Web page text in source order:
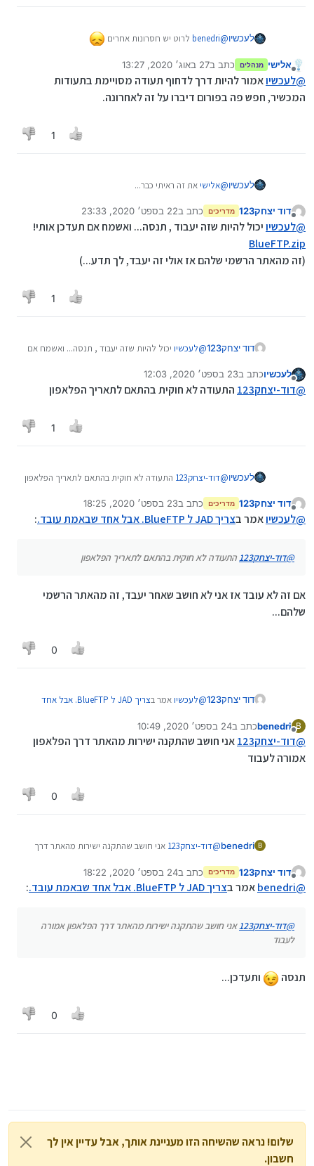
לעכשיו@
benedri לרוט יש חסרונות אחרים
מנותק
אלישי מנהלים כתב ב27 באוג׳ 2020, 13:27
נערך לאחרונה על ידי
@לעכשיואמור להיות דרך לדחוף תעודה מסויימת בתעודות
המכשיר, חפש פה בפורום דיברו על זה לאחרונה.
1
לעכשיו@אלישיאת זה ראיתי כבר...
מנותק
דוד יצחק123 מדריכים כתב ב22 בספט׳ 2020, 23:33
נערך לאחרונה על ידי
@לעכשיויכול להיות שזה יעבוד , תנסה... ואשמח אם תעדכן אותי!
BlueFTP.zip
(זה מהאתר הרשמי שלהם אז אולי זה יעבד, לך תדע...)
1
דוד יצחק123 @לעכשיו יכול להיות שזה יעבוד , תנסה... ואשמח אם
BlueFTP.zip
(זה מהאתר הרשמי שלהם אז אולי זה יעבד, לך
לעכשיוכתב ב23 בספט׳ 2020, 12:03
נערך לאחרונה על ידי
@דוד-יצחק123 התעודה לא חוקית בהתאם לתאריך הפלאפון
1
לעכשיו@דוד-יצחק123 התעודה לא חוקית בהתאם לתאריך הפלאפון
מנותק
דוד יצחק123 מדריכים כתב ב23 בספט׳ 2020, 18:25
נערך לאחרונה על ידי
@לעכשיואמר בצריך JAD ל BlueFTP. אבל אחד שבאמת עובד. :
@דוד-יצחק123 התעודה לא חוקית בהתאם לתאריך הפלאפון
אם זה לא עובד אז אני לא חושב שאחר יעבד, זה מהאתר הרשמי
שלהם...
0
דוד יצחק123 @לעכשיואמר ב
צריך JAD ל BlueFTP. אבל אחד
@דוד-יצחק123
התעודה לא חוקית בהתאם
לתאריך הפלאפון
B
benedriכתב ב24 בספט׳ 2020, 10:49
נערך לאחרונה על ידי
@דוד-יצחק123
אני חושב שהתקנה ישירות מהאתר דרך הפלאפון
אמורה לעבוד
0
B
benedri
@דוד-יצחק123
אני חושב שהתקנה ישירות מהאתר דרך
מנותק
דוד יצחק123 מדריכים כתב ב24 בספט׳ 2020, 18:22
נערך לאחרונה על ידי
@
benedriאמר בצריך JAD ל BlueFTP. אבל אחד שבאמת עובד. :
@דוד-יצחק123
אני חושב שהתקנה ישירות מהאתר דרך הפלאפון אמורה
לעבוד
תנסה ותעדכן...
0
שלום! נראה שהשיחה הזו מעניינת אותך, אבל עדיין אין לך
חשבון.